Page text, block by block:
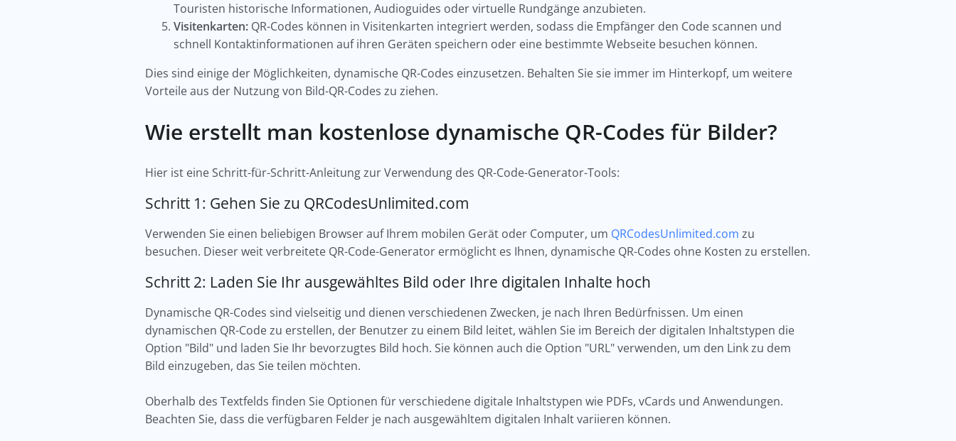
Touristen historische Informationen, Audioguides oder virtuelle Rundgänge anzubieten.
Visitenkarten: QR-Codes können in Visitenkarten integriert werden, sodass die Empfänger den Code scannen und
schnell Kontaktinformationen auf ihren Geräten speichern oder eine bestimmte Webseite besuchen können.
Dies sind einige der Möglichkeiten, dynamische QR-Codes einzusetzen. Behalten Sie sie immer im Hinterkopf, um weitere
Vorteile aus der Nutzung von Bild-QR-Codes zu ziehen.
Wie erstellt man kostenlose dynamische QR-Codes für Bilder?
Hier ist eine Schritt-für-Schritt-Anleitung zur Verwendung des QR-Code-Generator-Tools:
Schritt 1: Gehen Sie zu QRCodesUnlimited.com
Verwenden Sie einen beliebigen Browser auf Ihrem mobilen Gerät oder Computer, um QRCodesUnlimited.com zu
besuchen. Dieser weit verbreitete QR-Code-Generator ermöglicht es Ihnen, dynamische QR-Codes ohne Kosten zu erstellen.
Schritt 2: Laden Sie Ihr ausgewähltes Bild oder Ihre digitalen Inhalte hoch
Dynamische QR-Codes sind vielseitig und dienen verschiedenen Zwecken, je nach Ihren Bedürfnissen. Um einen
dynamischen QR-Code zu erstellen, der Benutzer zu einem Bild leitet, wählen Sie im Bereich der digitalen Inhaltstypen die
Option "Bild" und laden Sie Ihr bevorzugtes Bild hoch. Sie können auch die Option "URL" verwenden, um den Link zu dem
Bild einzugeben, das Sie teilen möchten.
Oberhalb des Textfelds finden Sie Optionen für verschiedene digitale Inhaltstypen wie PDFs, vCards und Anwendungen.
Beachten Sie, dass die verfügbaren Felder je nach ausgewähltem digitalen Inhalt variieren können.